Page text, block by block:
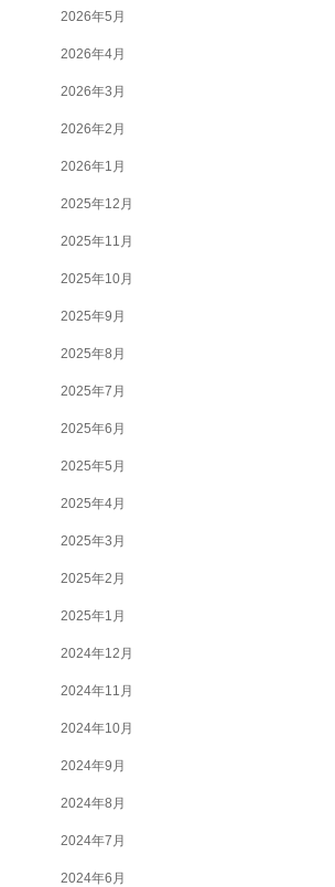
2026年5月
2026年4月
2026年3月
2026年2月
2026年1月
2025年12月
2025年11月
2025年10月
2025年9月
2025年8月
2025年7月
2025年6月
2025年5月
2025年4月
2025年3月
2025年2月
2025年1月
2024年12月
2024年11月
2024年10月
2024年9月
2024年8月
2024年7月
2024年6月